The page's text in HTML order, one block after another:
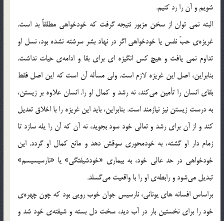
شویم و آن را رد کنیم.
البته نمی توان از سخن مزبور نتیجه گرفت که خودخواهی مطلقاً بد است.
غریزه‌ی حبّ نفس یا خودخواهی اگر در نهاد بشر سرشته نشده بود، نسل او
تداوم نمی یافت و هیچ کس انگیزه ای برای بقا و ادامه‌ی حیات نداشت.
بنابراین، اصل این غریزه لازم است. ولی مسأله آن است که این اصل فقط
بقای انسان را تأمین می‌کند، نه رشد و کمال او را. انسان علاوه بر زیستن،
به درست زیستن نیز نیازمند است. بنابراین، باید این غریزه را با اخلاق تعدیل
کند و از آن برای رشد و تعالی خود سود بجوید، نه آن که آن را یله سازد تا
زمام دار او گشته، به خودمحوری سوقش دهد و مانع کمال او گردد. این
خودخواهی در حد عالی خود، به بیماری «خودشیفتگی» یا «نارسیسیسم»
تبدیل می‌شود و رابطه‌ی او را با واقعیت می‌گسلد.
براساس افسانه های یونانی، نارسیس جوان خوب رویی بود که چون چهره‌ی
خود را برای نخستین بار در آب دید، سخت دل بسته و شیفته‌ی خود شد و